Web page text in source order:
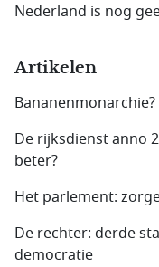
Nederland is nog
Artikelen
Bananenmonarchie?
De rijksdienst anno
beter?
Het parlement:
De rechter: derde
democratie